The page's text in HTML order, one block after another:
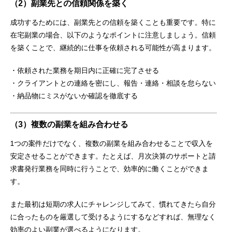
（2）副業先との信頼関係を築く
成功するためには、副業先との信頼を築くことも重要です。特に
在宅副業の場合、以下のようなポイントに注意しましょう。信頼
を築くことで、継続的に仕事を依頼される可能性が高まります。
・依頼された業務を期日内に正確に完了させる
・クライアントとの連絡を密にし、報告・連絡・相談を怠らない
・納品物にミスがないか確認を徹底する
（3）複数の副業を組み合わせる
1つの案件だけでなく、複数の副業を組み合わせることで収入を
安定させることができます。たとえば、月次決算のサポートと請
求書発行業務を同時に行うことで、効率的に働くことができま
す。
また最初は短期の求人にチャレンジしてみて、慣れてきたら自分
に合ったものを厳選して受けるようにするなどすれば、無理なく
効率のよい副業が選べるようになります。